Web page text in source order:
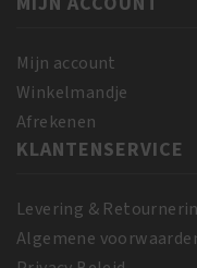
Mijn account
Winkelmandje
Afrekenen
KLANTENSERVICE
Levering &
Algemene